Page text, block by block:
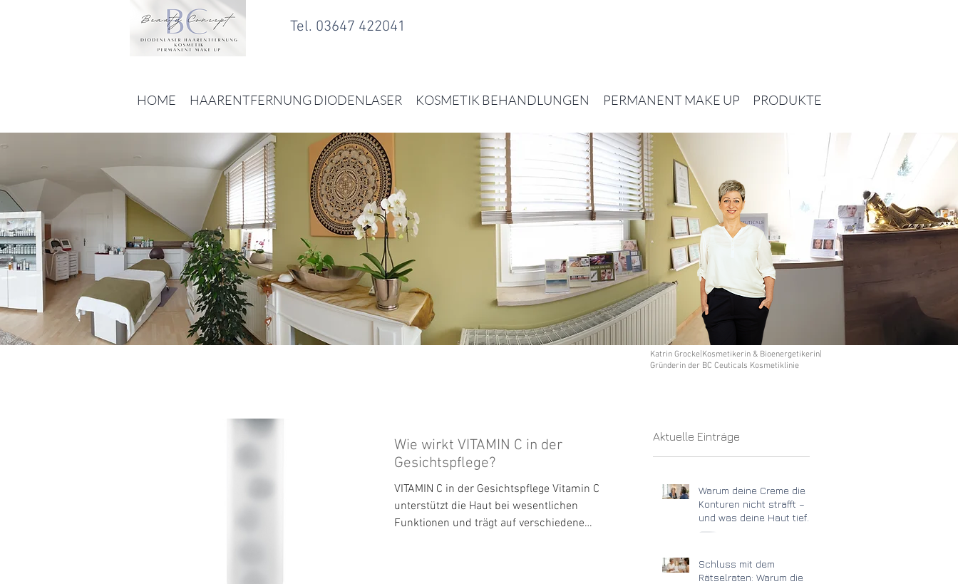
Tel. 03647 422041
HOME HAARENTFERNUNG DIODENLASER KOSMETIK BEHANDLUNGEN PERMANENT MAKE UP PRODUKTE
Katrin Grocke|Kosmetikerin & Bioenergetikerin|
Gründerin der BC Ceuticals Kosmetiklinie
Wie wirkt VITAMIN C in der
Gesichtspflege?
VITAMIN C in der Gesichtspflege Vitamin C
unterstützt die Haut bei wesentlichen
Funktionen und trägt auf verschiedene
Aktuelle Einträge
Warum deine Creme die
Konturen nicht strafft –
und was deine Haut tief
unten wirklich braucht
Schluss mit dem
Rätselraten: Warum die